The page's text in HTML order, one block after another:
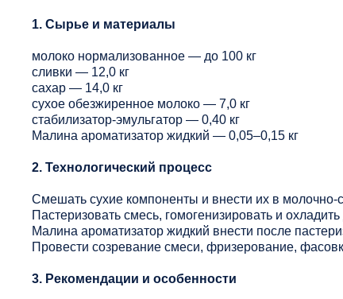
1. Сырье и материалы
молоко нормализованное — до 100 кг
сливки — 12,0 кг
сахар — 14,0 кг
сухое обезжиренное молоко — 7,0 кг
стабилизатор-эмульгатор — 0,40 кг
Малина ароматизатор жидкий — 0,05–0,15 кг
2. Технологический процесс
Смешать сухие компоненты и внести их в молочно-
Пастеризовать смесь, гомогенизировать и охладить
Малина ароматизатор жидкий внести после
Провести созревание смеси, фризерование,
3. Рекомендации и особенности